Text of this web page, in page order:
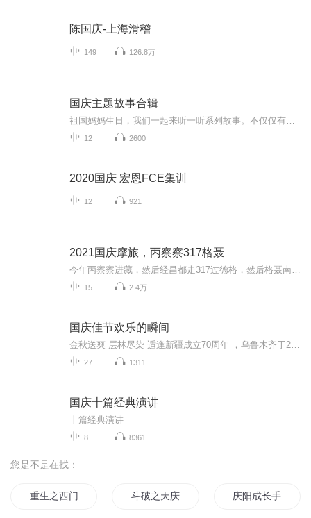
陈国庆-上海滑稽
149 126.8万
国庆主题故事合辑
12 2600
2020国庆 宏恩FCE集训
12 921
2021国庆摩旅，丙察察317格聂
15 2.4万
国庆佳节欢乐的瞬间
27 1311
国庆十篇经典演讲
十篇经典演讲
8 8361
您是不是在找：
重生之西门庆 斗破之天庆焰火 庆阳成长手札